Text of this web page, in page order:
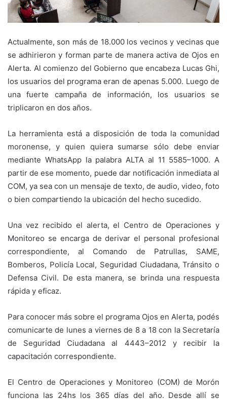
Actualmente, son más de 18.000 los vecinos y vecinas que
se adhirieron y forman parte de manera activa de Ojos en
Alerta. Al comienzo del Gobierno que encabeza Lucas Ghi,
los usuarios del programa eran de apenas 5.000. Luego de
una fuerte campaña de información, los usuarios se
triplicaron en dos años.
La herramienta está a disposición de toda la comunidad
moronense, y quien quiera sumarse sólo debe enviar
mediante WhatsApp la palabra ALTA al 11 5585–1000. A
partir de ese momento, puede dar notificación inmediata al
COM, ya sea con un mensaje de texto, de audio, video, foto
o bien compartiendo la ubicación del hecho sucedido.
Una vez recibido el alerta, el Centro de Operaciones y
Monitoreo se encarga de derivar el personal profesional
correspondiente, al Comando de Patrullas, SAME,
Bomberos, Policía Local, Seguridad Ciudadana, Tránsito o
Defensa Civil. De esta manera, se brinda una respuesta
rápida y eficaz.
Para conocer más sobre el programa Ojos en Alerta, podés
comunicarte de lunes a viernes de 8 a 18 con la Secretaría
de Seguridad Ciudadana al 4443–2012 y recibir la
capacitación correspondiente.
El Centro de Operaciones y Monitoreo (COM) de Morón
funciona las 24hs los 365 días del año. Desde allí se